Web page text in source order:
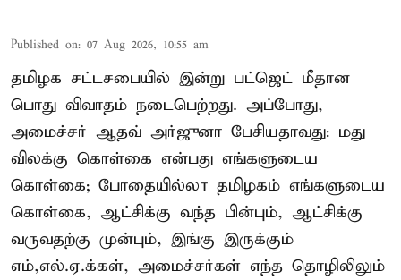
Published on: 07 Aug 2026, 10:55 am
தமிழக சட்டசபையில் இன்று பட்ஜெட் மீதான
பொது விவாதம் நடைபெற்றது. அப்போது,
அமைச்சர் ஆதவ் அர்ஜுனா பேசியதாவது: மது
விலக்கு கொள்கை என்பது எங்களுடைய
கொள்கை; போதையில்லா தமிழகம் எங்களுடைய
கொள்கை, ஆட்சிக்கு வந்த பின்பும், ஆட்சிக்கு
வருவதற்கு முன்பும், இங்கு இருக்கும்
எம்,எல்.ஏ.க்கள், அமைச்சர்கள் எந்த தொழிலிலும்